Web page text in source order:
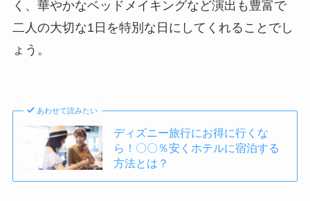
く、華やかなベッドメイキングなど演出も豊富で
二人の大切な1日を特別な日にしてくれることでし
ょう。
あわせて読みたい
ディズニー旅行にお得に行くな
ら！〇〇％安くホテルに宿泊する
方法とは？